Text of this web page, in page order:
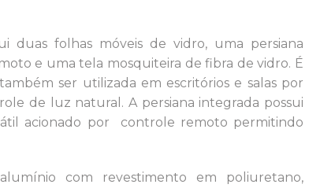
duas folhas móveis de vidro, uma persiana
e uma tela mosquiteira de fibra de vidro. É
ser utilizada em escritórios e salas por
de luz natural. A persiana integrada possui
acionado por controle remoto permitindo
com revestimento em poliuretano,